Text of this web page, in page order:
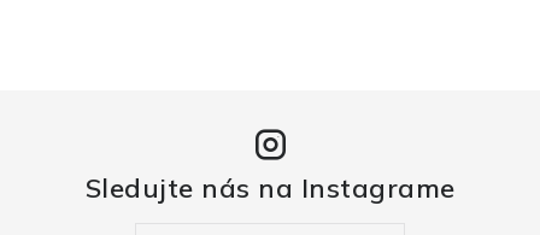
Sledujte nás na Instagrame